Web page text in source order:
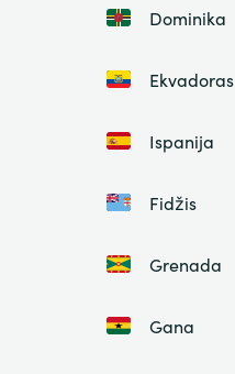
Dominika
Ekvadoras
Ispanija
Fidžis
Grenada
Gana